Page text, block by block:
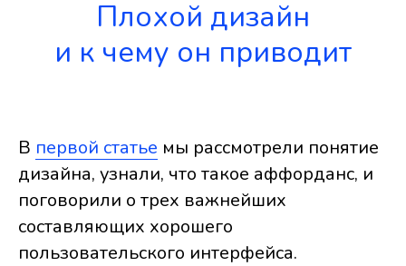
Плохой дизайн
и к чему он приводит
В первой статье мы рассмотрели понятие
дизайна, узнали, что такое аффорданс, и
поговорили о трех важнейших
составляющих хорошего
пользовательского интерфейса.